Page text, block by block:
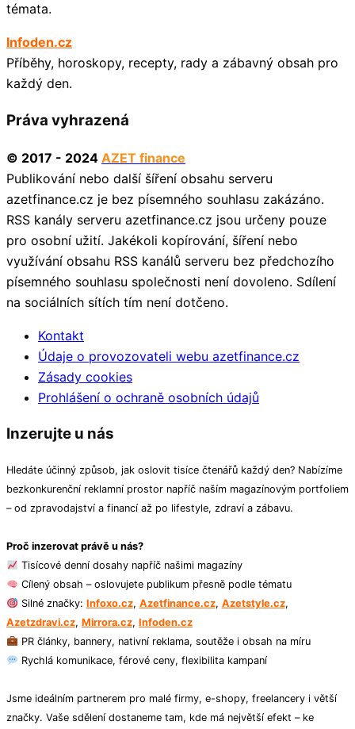
témata.
Infoden.cz
Příběhy, horoskopy, recepty, rady a zábavný obsah pro
každý den.
Práva vyhrazená
© 2017 - 2024 AZET finance
Publikování nebo další šíření obsahu serveru
azetfinance.cz je bez písemného souhlasu zakázáno.
RSS kanály serveru azetfinance.cz jsou určeny pouze
pro osobní užití. Jakékoli kopírování, šíření nebo
využívání obsahu RSS kanálů serveru bez předchozího
písemného souhlasu společnosti není dovoleno. Sdílení
na sociálních sítích tím není dotčeno.
Kontakt
Údaje o provozovateli webu azetfinance.cz
Zásady cookies
Prohlášení o ochraně osobních údajů
Inzerujte u nás
Hledáte účinný způsob, jak oslovit tisíce čtenářů každý den? Nabízíme
bezkonkurenční reklamní prostor napříč naším magazínovým portfoliem
– od zpravodajství a financí až po lifestyle, zdraví a zábavu.
Proč inzerovat právě u nás?
Tisícové denní dosahy napříč našimi magazíny
Cílený obsah – oslovujete publikum přesně podle tématu
Silné značky: Infoxo.cz, Azetfinance.cz, Azetstyle.cz,
Azetzdravi.cz, Mirrora.cz, Infoden.cz
PR články, bannery, nativní reklama, soutěže i obsah na míru
Rychlá komunikace, férové ceny, flexibilita kampaní
Jsme ideálním partnerem pro malé firmy, e-shopy, freelancery i větší
značky. Vaše sdělení dostaneme tam, kde má největší efekt – ke